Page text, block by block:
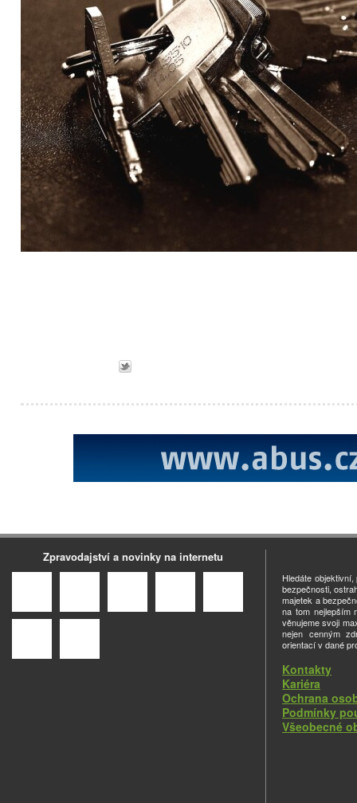
Zpravodajství a novinky na internetu
Hledáte
bezpečnosti,
majetek a
na tom nejlepším
věnujeme svoji
nejen cenným
orientací v dané
Kontakty
Kariéra
Ochrana
Podmínky
Všeobecné